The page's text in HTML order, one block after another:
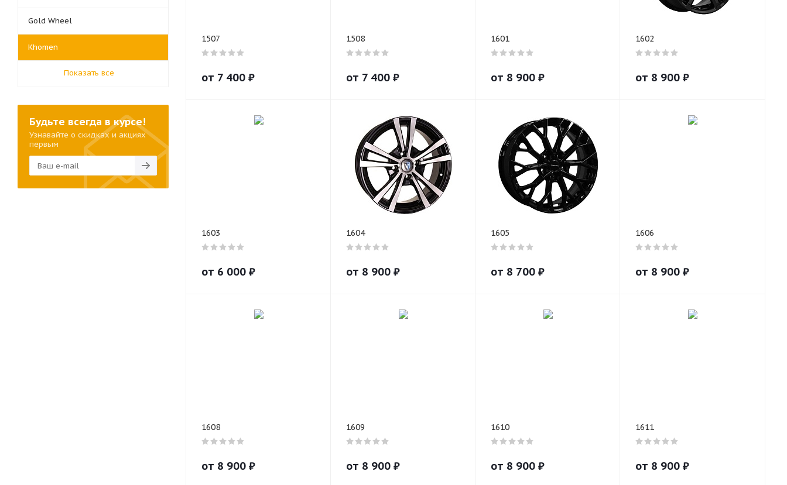
1507
от 7 400 ₽
1508
от 7 400 ₽
1601
от 8 900 ₽
1602
от 8 900 ₽
1603
от 6 000 ₽
1604
от 8 900 ₽
1605
от 8 700 ₽
1606
от 8 900 ₽
1608
от 8 900 ₽
1609
от 8 900 ₽
1610
от 8 900 ₽
1611
от 8 900 ₽
Gold Wheel
Khomen
Показать все
Будьте всегда в курсе!
Узнавайте о скидках и акциях
первым